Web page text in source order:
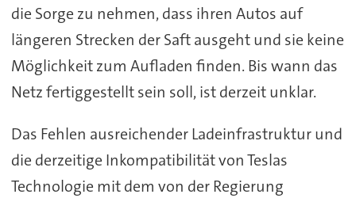
die Sorge zu nehmen, dass ihren Autos auf
längeren Strecken der Saft ausgeht und sie keine
Möglichkeit zum Aufladen finden. Bis wann das
Netz fertiggestellt sein soll, ist derzeit unklar.
Das Fehlen ausreichender Ladeinfrastruktur und
die derzeitige Inkompatibilität von Teslas
Technologie mit dem von der Regierung